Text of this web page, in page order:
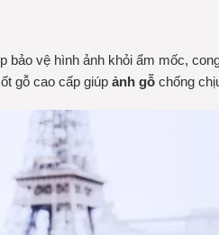
bảo vệ hình ảnh khỏi ẩm mốc,
gỗ cao cấp giúp ảnh gỗ chống